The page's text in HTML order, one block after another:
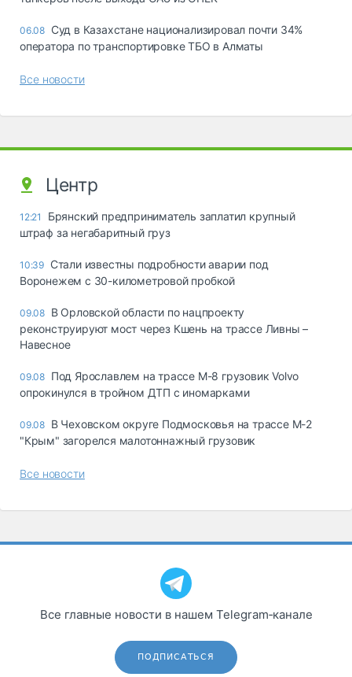
06.08 Суд в Казахстане национализировал почти 34%
оператора по транспортировке ТБО в Алматы
Все новости
Центр
12:21
Брянский предприниматель заплатил крупный
штраф за негабаритный груз
10:39 Стали известны подробности аварии под
Воронежем с 30-километровой пробкой
09.08 В Орловской области по нацпроекту
реконструируют мост через Кшень на трассе Ливны –
Навесное
09.08 Под Ярославлем на трассе М-8 грузовик Volvo
опрокинулся в тройном ДТП с иномарками
09.08 В Чеховском округе Подмосковья на трассе М-2
"Крым" загорелся малотоннажный грузовик
Все новости
Все главные новости в нашем Telegram‑канале
ПОДПИСАТЬСЯ